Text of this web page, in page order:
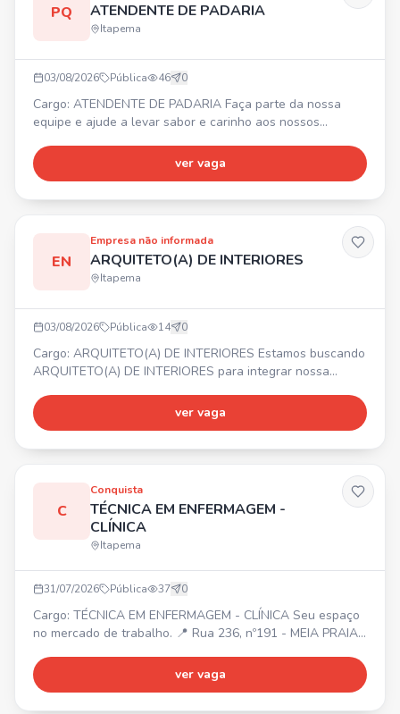
PQ ATENDENTE DE PADARIA
Itapema
03/08/2026 Pública 46 0
Cargo: ATENDENTE DE PADARIA Faça parte da nossa
equipe e ajude a levar sabor e carinho aos nossos
(fechamento) 💰 SALÁRIO: A COMBINAR ✅ REQUISITO:
Experiência com padaria (será um diferencial!)
ver vaga
EN
Empresa não informada
ARQUITETO(A) DE INTERIORES
Itapema
03/08/2026 Pública 14 0
Cargo: ARQUITETO(A) DE INTERIORES Estamos buscando
ARQUITETO(A) DE INTERIORES para integrar nossa
projetos, layouts, memoriais, especificação de materiais,
modelagem 3D, levantamento de medidas,
ver vaga
C
Conquista
TÉCNICA EM ENFERMAGEM -
CLÍNICA
Itapema
31/07/2026 Pública 37 0
Cargo: TÉCNICA EM ENFERMAGEM - CLÍNICA Seu espaço
no mercado de trabalho. 📍 Rua 236, nº191 - MEIA PRAIA
ver vaga